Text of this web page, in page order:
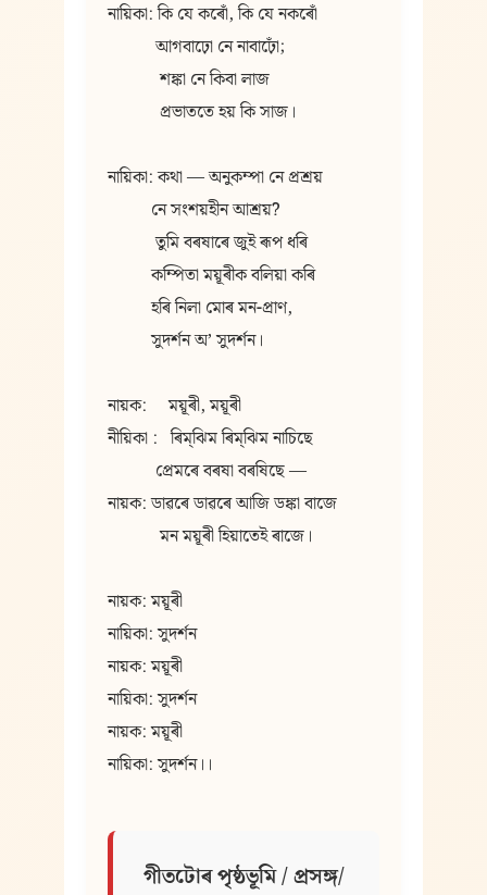
নায়িকা: কি যে কৰোঁ, কি যে নকৰোঁ
আগবাঢ়ো নে নাবাঢ়োঁ;
শঙ্কা নে কিবা লাজ
প্ৰভাততে হয় কি সাজ।
নায়িকা: কথা — অনুকম্পা নে প্ৰশ্ৰয়
নে সংশয়হীন আশ্ৰয়?
তুমি বৰষাৰে জুই ৰূপ ধৰি
কম্পিতা ময়ূৰীক বলিয়া কৰি
হৰি নিলা মোৰ মন-প্ৰাণ,
সুদৰ্শন অʼ সুদৰ্শন।
নায়ক:     ময়ূৰী, ময়ূৰী
নীয়িকা :   ৰিম্‌ঝিম ৰিম্‌ঝিম নাচিছে
প্ৰেমৰে বৰষা বৰষিছে —
নায়ক: ডাৱৰে ডাৱৰে আজি ডঙ্কা বাজে
মন ময়ূৰী হিয়াতেই ৰাজে।
নায়ক: ময়ূৰী
নায়িকা: সুদৰ্শন
নায়ক: ময়ূৰী
নায়িকা: সুদৰ্শন
নায়ক: ময়ূৰী
নায়িকা: সুদৰ্শন।।
গীতটোৰ পৃষ্ঠভূমি / প্ৰসঙ্গ/